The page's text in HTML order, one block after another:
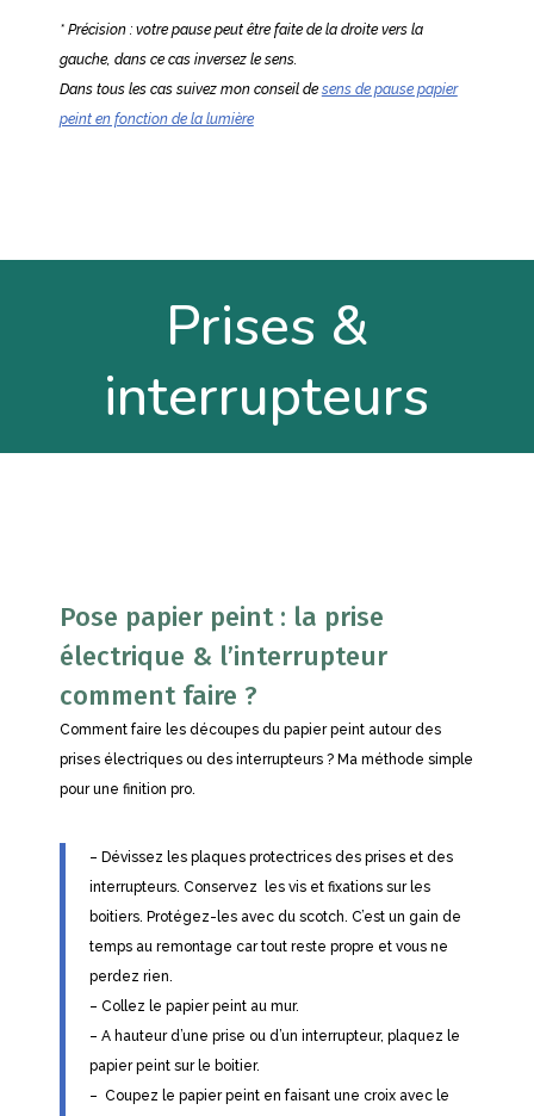
* Précision : votre pause peut être faite de la droite vers la
gauche, dans ce cas inversez le sens.
Dans tous les cas suivez mon conseil desens de pause papier
peint en fonction de la lumière
Prises &
interrupteurs
Pose papier peint : la prise
électrique & l’interrupteur
comment faire ?
Comment faire les découpes du papier peint autour des
prises électriques ou des interrupteurs ? Ma méthode simple
pour une finition pro.
– Dévissez les plaques protectrices des prises et des
interrupteurs. Conservez les vis et fixations sur les
boitiers. Protégez-les avec du scotch. C’est un gain de
temps au remontage car tout reste propre et vous ne
perdez rien.
– Collez le papier peint au mur.
– A hauteur d’une prise ou d’un interrupteur, plaquez le
papier peint sur le boitier.
– Coupez le papier peint en faisant une croix avec le